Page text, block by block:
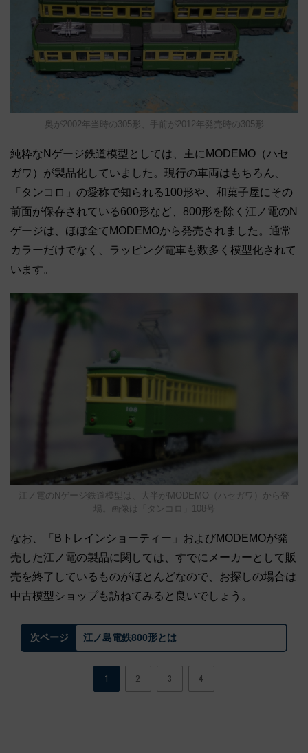
奥が2002年当時の305形、手前が2012年発売時の305形
純粋なNゲージ鉄道模型としては、主にMODEMO（ハセ
ガワ）が製品化していました。現行の車両はもちろん、
「タンコロ」の愛称で知られる100形や、和菓子屋にその
前面が保存されている600形など、800形を除く江ノ電のN
ゲージは、ほぼ全てMODEMOから発売されました。通常
カラーだけでなく、ラッピング電車も数多く模型化されて
います。
江ノ電のNゲージ鉄道模型は、大半がMODEMO（ハセガワ）から登
場。画像は「タンコロ」108号
なお、「Bトレインショーティー」およびMODEMOが発
売した江ノ電の製品に関しては、すでにメーカーとして販
売を終了しているものがほとんどなので、お探しの場合は
中古模型ショップも訪ねてみると良いでしょう。
次ページ 江ノ島電鉄800形とは
1 2 3 4